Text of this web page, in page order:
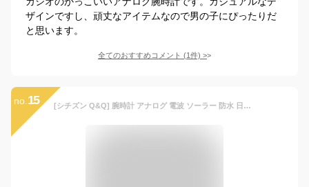
ザインですし、頑丈なアイテムなので男の子にぴったりだ
と思います。
全てのおすすめコメント (1件) >
no. 15 [シチズン Q&Q] 腕時計 アナログ 電波 ソーラー 防水 日付 メタルバンド HG12-204 メンズ ホワイト